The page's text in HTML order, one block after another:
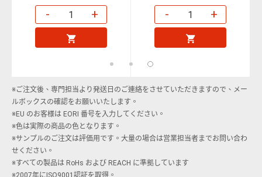
- + - +
※ご注文後、専門担当より発送日のご連絡をさせていただきますので、メー
ルボックスの確認をお願いいたします。
※EU のお客様は EORI 番号を入力してください。
※色は実際の商品の色となります。
※サンプルのご注文は評価用です。大量の場合は営業担当者までお問い合わ
せください。
※すべての製品は RoHs および REACH に準拠しています